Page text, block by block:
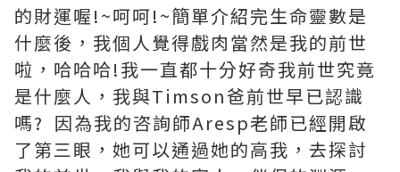
的財運喔!~呵呵!~簡單介紹完生命靈數是
什麼後，我個人覺得戲肉當然是我的前世
啦，哈哈哈!我一直都十分好奇我前世究竟
是什麼人，我與Timson爸前世早已認識
嗎? 因為我的咨詢師Aresp老師已經開啟
了第三眼，她可以通過她的高我，去探討